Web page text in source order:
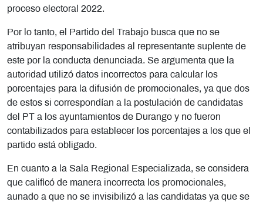
proceso electoral 2022.
Por lo tanto, el Partido del Trabajo busca que no se
atribuyan responsabilidades al representante suplente de
este por la conducta denunciada. Se argumenta que la
autoridad utilizó datos incorrectos para calcular los
porcentajes para la difusión de promocionales, ya que dos
de estos si correspondían a la postulación de candidatas
del PT a los ayuntamientos de Durango y no fueron
contabilizados para establecer los porcentajes a los que el
partido está obligado.
En cuanto a la Sala Regional Especializada, se considera
que calificó de manera incorrecta los promocionales,
aunado a que no se invisibilizó a las candidatas ya que se